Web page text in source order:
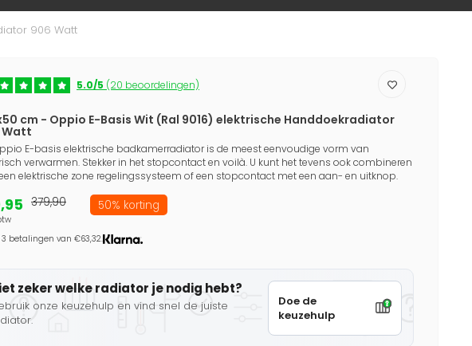
906 Watt
5.0/5 (20 beoordelingen)
cm - Oppio E-Basis Wit (Ral 9016) elektrische Handdoekradiator
Watt
E-basis elektrische badkamerradiator is de meest eenvoudige vorm van
verwarmen. Stekker in het stopcontact en voilà. U kunt het tevens ook combineren
elektrische zone regelingssysteem of een stopcontact met een aan- en uitknop.
379,90 50% korting
3 betalingen van €63,32.
zeker welke radiator je nodig hebt?
onze keuzehulp en vind snel de juiste
Doe de
keuzehulp